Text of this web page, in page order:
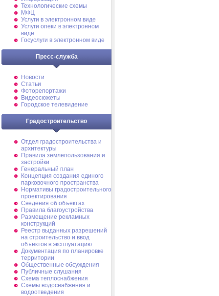
Технологические схемы
МФЦ
Услуги в электронном виде
Услуги опеки в электронном
виде
Госуслуги в электронном виде
Пресс-служба
Новости
Статьи
Фоторепортажи
Видеосюжеты
Городское телевидение
Градостроительство
Отдел градостроительства и
архитектуры
Правила землепользования и
застройки
Генеральный план
Концепция создания единого
парковочного пространства
Нормативы градостроительного
проектирования
Сведения об объектах
Правила благоустройства
Размещение рекламных
конструкций
Реестр выданных разрешений
на строительство и ввод
объектов в эксплуатацию
Документация по планировке
территории
Общественные обсуждения
Публичные слушания
Схема теплоснабжения
Схемы водоснабжения и
водоотведения